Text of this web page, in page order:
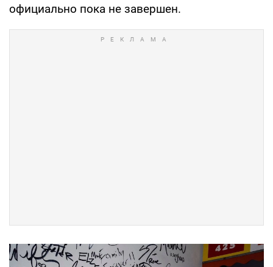
официально пока не завершен.